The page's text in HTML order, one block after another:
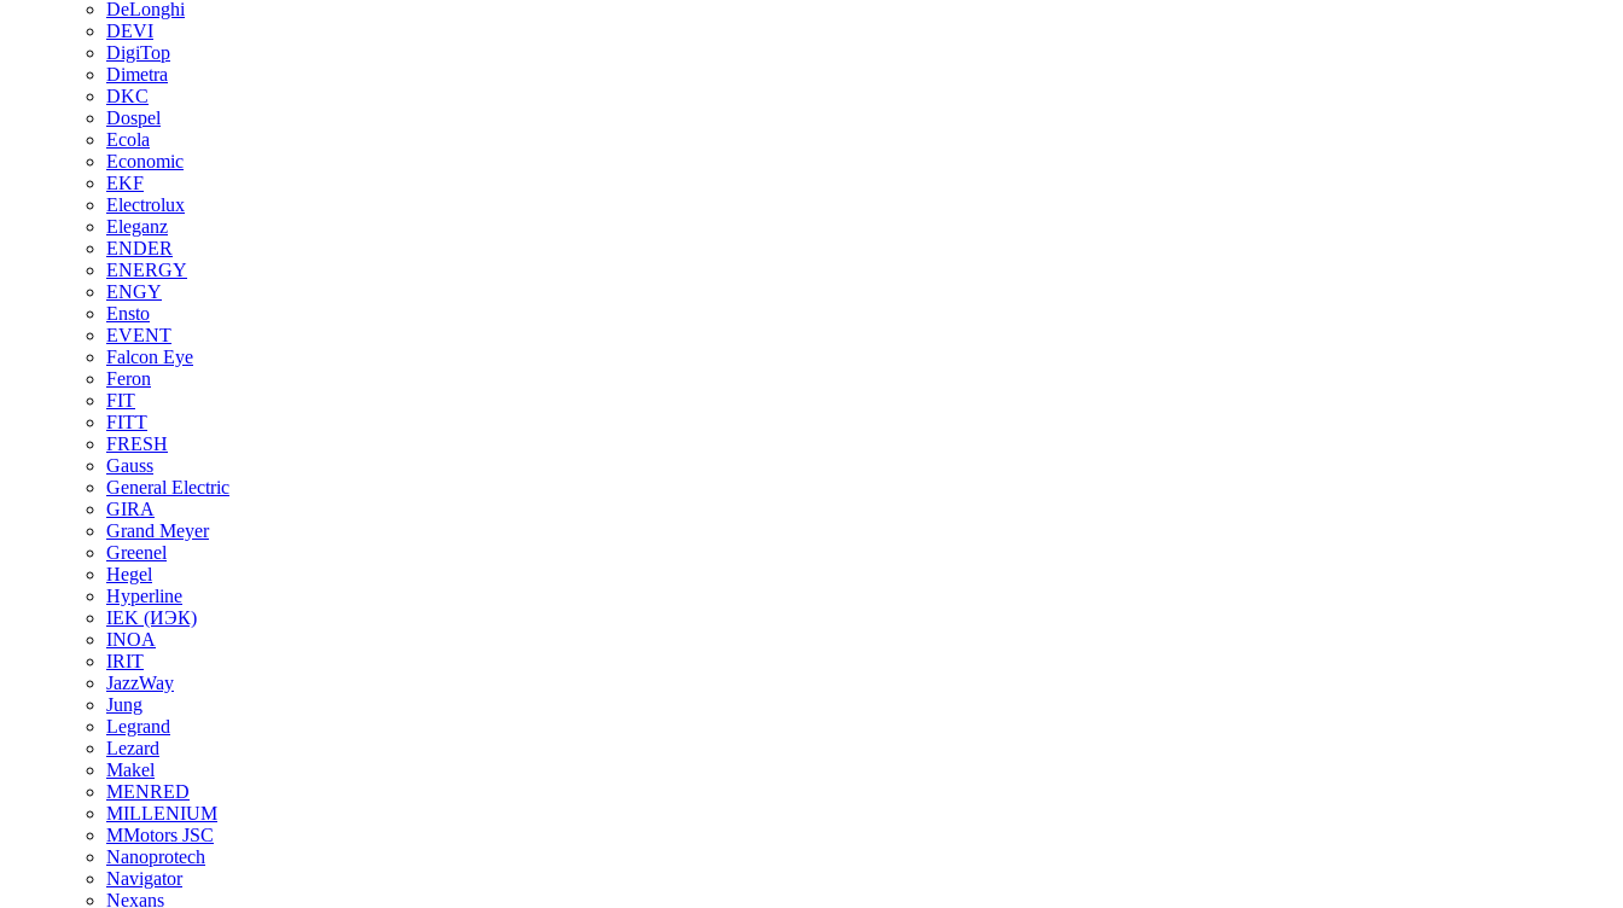
DeLonghi
DEVI
DigiTop
Dimetra
DKC
Dospel
Ecola
Economic
EKF
Electrolux
Eleganz
ENDER
ENERGY
ENGY
Ensto
EVENT
Falcon Eye
Feron
FIT
FITT
FRESH
Gauss
General Electric
GIRA
Grand Meyer
Greenel
Hegel
Hyperline
IEK (ИЭК)
INOA
IRIT
JazzWay
Jung
Legrand
Lezard
Makel
MENRED
MILLENIUM
MMotors JSC
Nanoprotech
Navigator
Nexans